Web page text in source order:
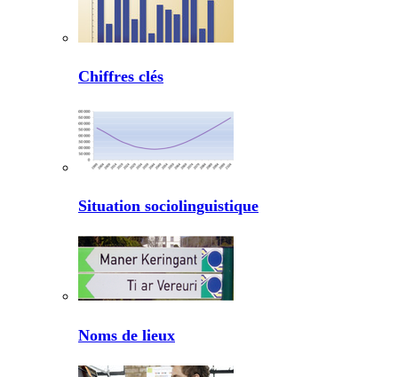
Chiffres clés
Situation sociolinguistique
Noms de lieux